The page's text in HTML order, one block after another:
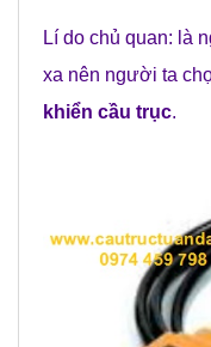
Lí do chủ quan: là
xa nên người ta
khiển cầu trục.